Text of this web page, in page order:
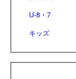
U-8・7
キッズ